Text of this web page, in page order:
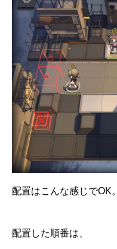
配置はこんな感じでOK。
配置した順番は、